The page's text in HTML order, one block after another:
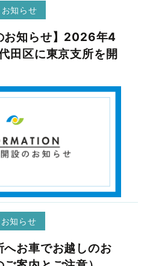
お知らせ
お知らせ】2026年4
田区に東京支所を開
お知らせ
へお車でお越しのお